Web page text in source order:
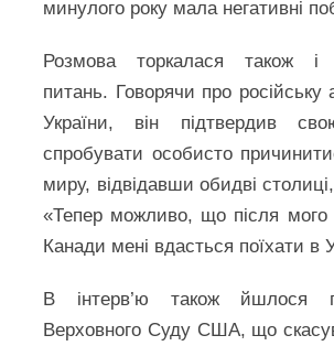
минулого року мала негативні
Розмова торкалася також і
питань. Говорячи про російську
України, він підтвердив
спробувати особисто
миру, відвідавши обидві
«Тепер можливо, що після мого
Канади мені вдасться поїхати в
В інтерв’ю також йшлося
Верховного Суду США, що